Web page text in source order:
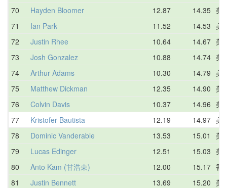
70
Hayden Bloomer 12.87 14.35 美
71
Ian Park 11.52 14.53 美
72
Justin Rhee 10.64 14.67 美
73
Josh Gonzalez 10.88 14.74 美
74
Arthur Adams 10.30 14.79 美
75
Matthew Dickman 12.35 14.90 美
76
Colvin Davis 10.37 14.96 美
77
Kristofer Bautista 12.19 14.97 美
78
Dominic Vanderable 13.53 15.01
美
79
Lucas Edinger 12.51 15.03 美
80
Anto Kam (甘浩東) 12.00 15.17 香
81
Justin Bennett 13.69 15.20 美